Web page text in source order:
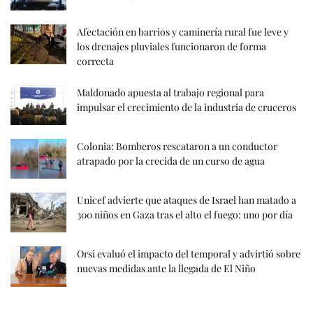
Afectación en barrios y caminería rural fue leve y
los drenajes pluviales funcionaron de forma
correcta
Maldonado apuesta al trabajo regional para
impulsar el crecimiento de la industria de cruceros
Colonia: Bomberos rescataron a un conductor
atrapado por la crecida de un curso de agua
Unicef advierte que ataques de Israel han matado a
300 niños en Gaza tras el alto el fuego: uno por día
Orsi evaluó el impacto del temporal y advirtió sobre
nuevas medidas ante la llegada de El Niño